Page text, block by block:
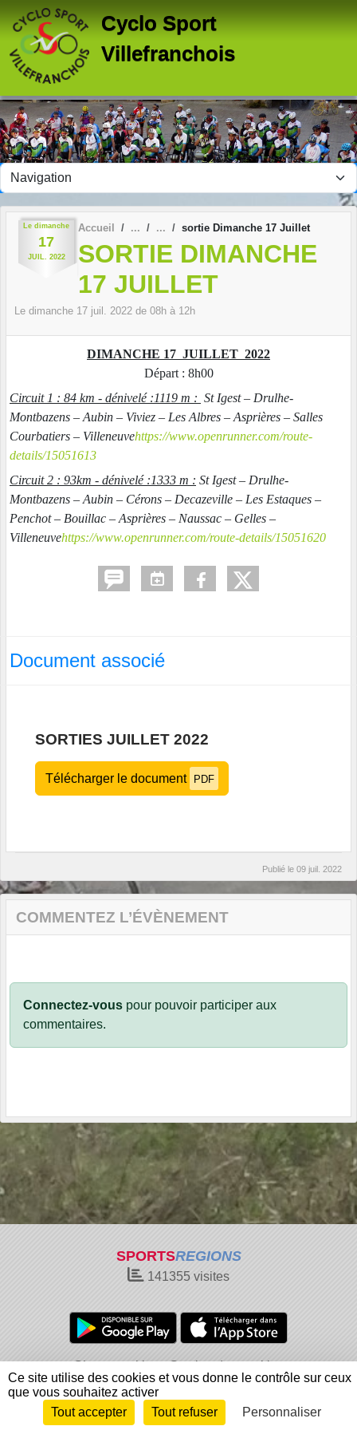
Cyclo Sport
Villefranchois
Le dimanche
17
JUIL. 2022
Accueil sortie Dimanche 17 Juillet
SORTIE DIMANCHE
17 JUILLET
Le dimanche 17 juil. 2022 de 08h à 12h
DIMANCHE 17 JUILLET 2022
Départ : 8h00
Circuit 1 : 84 km - dénivelé :1119 m : St Igest – Drulhe-
Montbazens – Aubin – Viviez – Les Albres – Asprières – Salles
Courbatiers – Villeneuvehttps://www.openrunner.com/route-
details/15051613
Circuit 2 : 93km - dénivelé :1333 m : St Igest – Drulhe-
Montbazens – Aubin – Cérons – Decazeville – Les Estaques –
Penchot – Bouillac – Asprières – Naussac – Gelles –
Villeneuvehttps://www.openrunner.com/route-details/15051620
Document associé
SORTIES JUILLET 2022
Télécharger le document PDF
Publié le 09 juil. 2022
COMMENTEZ L’ÉVÈNEMENT
Connectez-vous pour pouvoir participer aux
commentaires.
SPORTSREGIONS
141355 visites
Charte cookies
Gestion des cookies
Informations légales
Signaler un contenu inapproprié
Envie de participer ? Connexion
Panneau de gestion des cookies
Ce site utilise des cookies et vous donne le contrôle sur ceux
que vous souhaitez activer
Tout accepter
Tout refuser Personnaliser